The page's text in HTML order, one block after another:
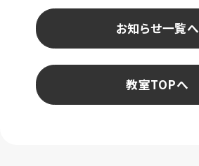
お知らせ一覧へ
教室TOPへ